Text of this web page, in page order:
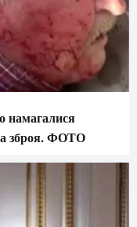
намагалися
зброя. ФОТО